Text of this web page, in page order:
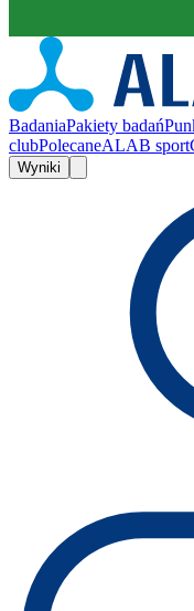
BadaniaPakiety badań
clubPolecaneALAB sport
Wyniki